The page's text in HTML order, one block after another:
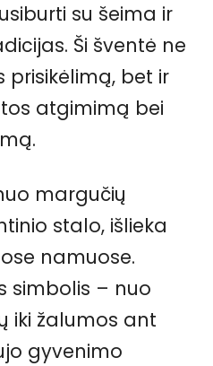
su šeima ir
Ši šventė ne
prisikėlimą, bet ir
atgimimą bei
margučių
stalo, išlieka
namuose.
simbolis – nuo
iki žalumos ant
gyvenimo